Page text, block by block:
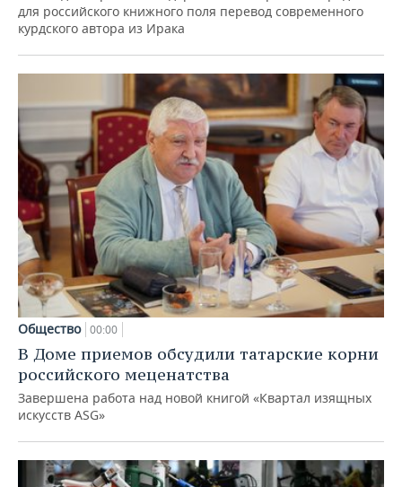
для российского книжного поля перевод современного
курдского автора из Ирака
Общество 00:00
В Доме приемов обсудили татарские корни
российского меценатства
Завершена работа над новой книгой «Квартал изящных
искусств ASG»